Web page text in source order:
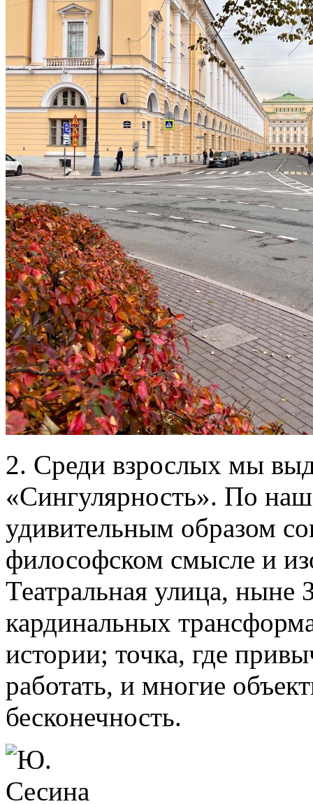
2. Среди взрослых мы
«Сингулярность». По
удивительным образом
философском смысле и
Театральная улица, ныне
кардинальных
истории; точка, где
работать, и многие
бесконечность.